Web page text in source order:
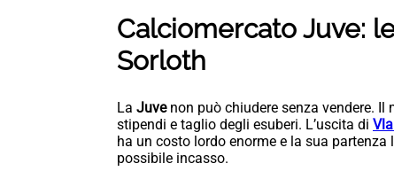
Calciomercato Juve:
Sorloth
La Juvenon può chiudere senza vendere.
stipendi e taglio degli esuberi. L’uscita di
ha un costo lordo enorme e la sua
possibile incasso.